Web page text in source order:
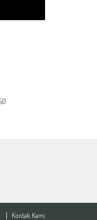
Kontak Kami